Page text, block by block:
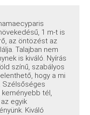
1 m-t is
az öntözést az
Talajban nem
is kiváló. Nyírás
színű, szabályos
hogy a mi
Szélsőséges
tél,
egyik
Kiváló